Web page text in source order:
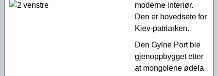
moderne interiør.
Den er hovedsete for
Kiev-patriarken.
Den Gylne Port ble
gjenoppbygget etter
at mongolene ødela